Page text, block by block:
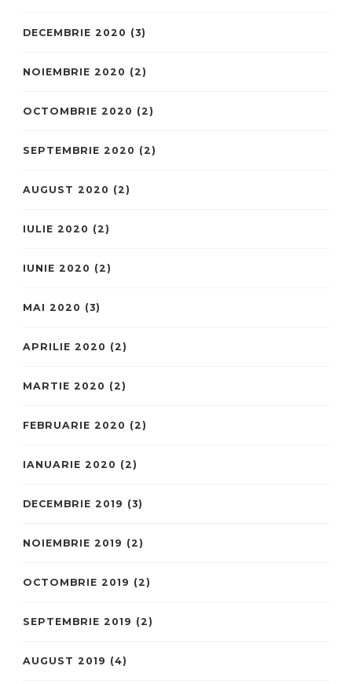
DECEMBRIE 2020 (3)
NOIEMBRIE 2020 (2)
OCTOMBRIE 2020 (2)
SEPTEMBRIE 2020 (2)
AUGUST 2020 (2)
IULIE 2020 (2)
IUNIE 2020 (2)
MAI 2020 (3)
APRILIE 2020 (2)
MARTIE 2020 (2)
FEBRUARIE 2020 (2)
IANUARIE 2020 (2)
DECEMBRIE 2019 (3)
NOIEMBRIE 2019 (2)
OCTOMBRIE 2019 (2)
SEPTEMBRIE 2019 (2)
AUGUST 2019 (4)